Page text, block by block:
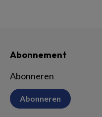
Abonnement
Abonneren
Abonneren